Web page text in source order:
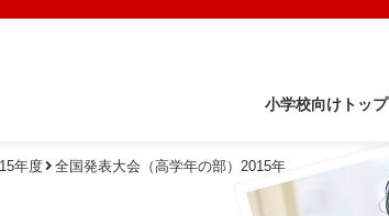
小学校向けトップ
年度 全国発表大会（高学年の部）2015年